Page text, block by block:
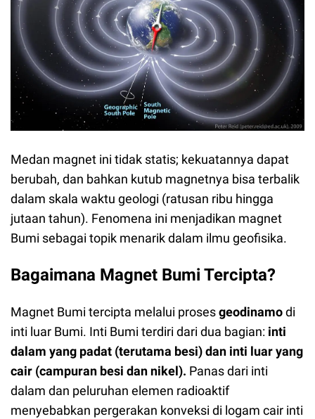
Medan magnet ini tidak statis; kekuatannya dapat
berubah, dan bahkan kutub magnetnya bisa terbalik
dalam skala waktu geologi (ratusan ribu hingga
jutaan tahun). Fenomena ini menjadikan magnet
Bumi sebagai topik menarik dalam ilmu geofisika.
Bagaimana Magnet Bumi Tercipta?
Magnet Bumi tercipta melalui prosesgeodinamodi
inti luar Bumi. Inti Bumi terdiri dari dua bagian: inti
dalam yang padat (terutama besi) dan inti luar yang
cair (campuran besi dan nikel). Panas dari inti
dalam dan peluruhan elemen radioaktif
menyebabkan pergerakan konveksi di logam cair inti